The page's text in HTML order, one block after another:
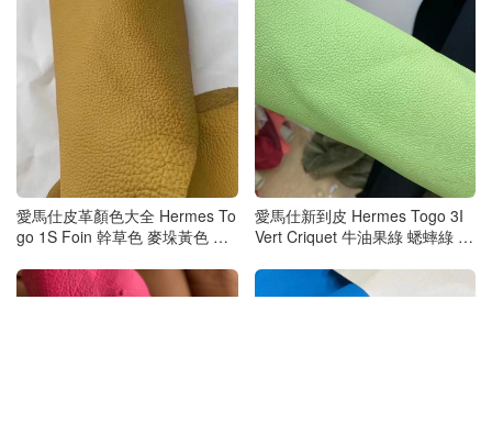
愛馬仕皮革顏色大全 Hermes To
go 1S Foin 幹草色 麥垛黃色 接
愛馬仕新到皮 Hermes Togo 3I
Vert Criquet 牛油果綠 蟋蟀綠 接